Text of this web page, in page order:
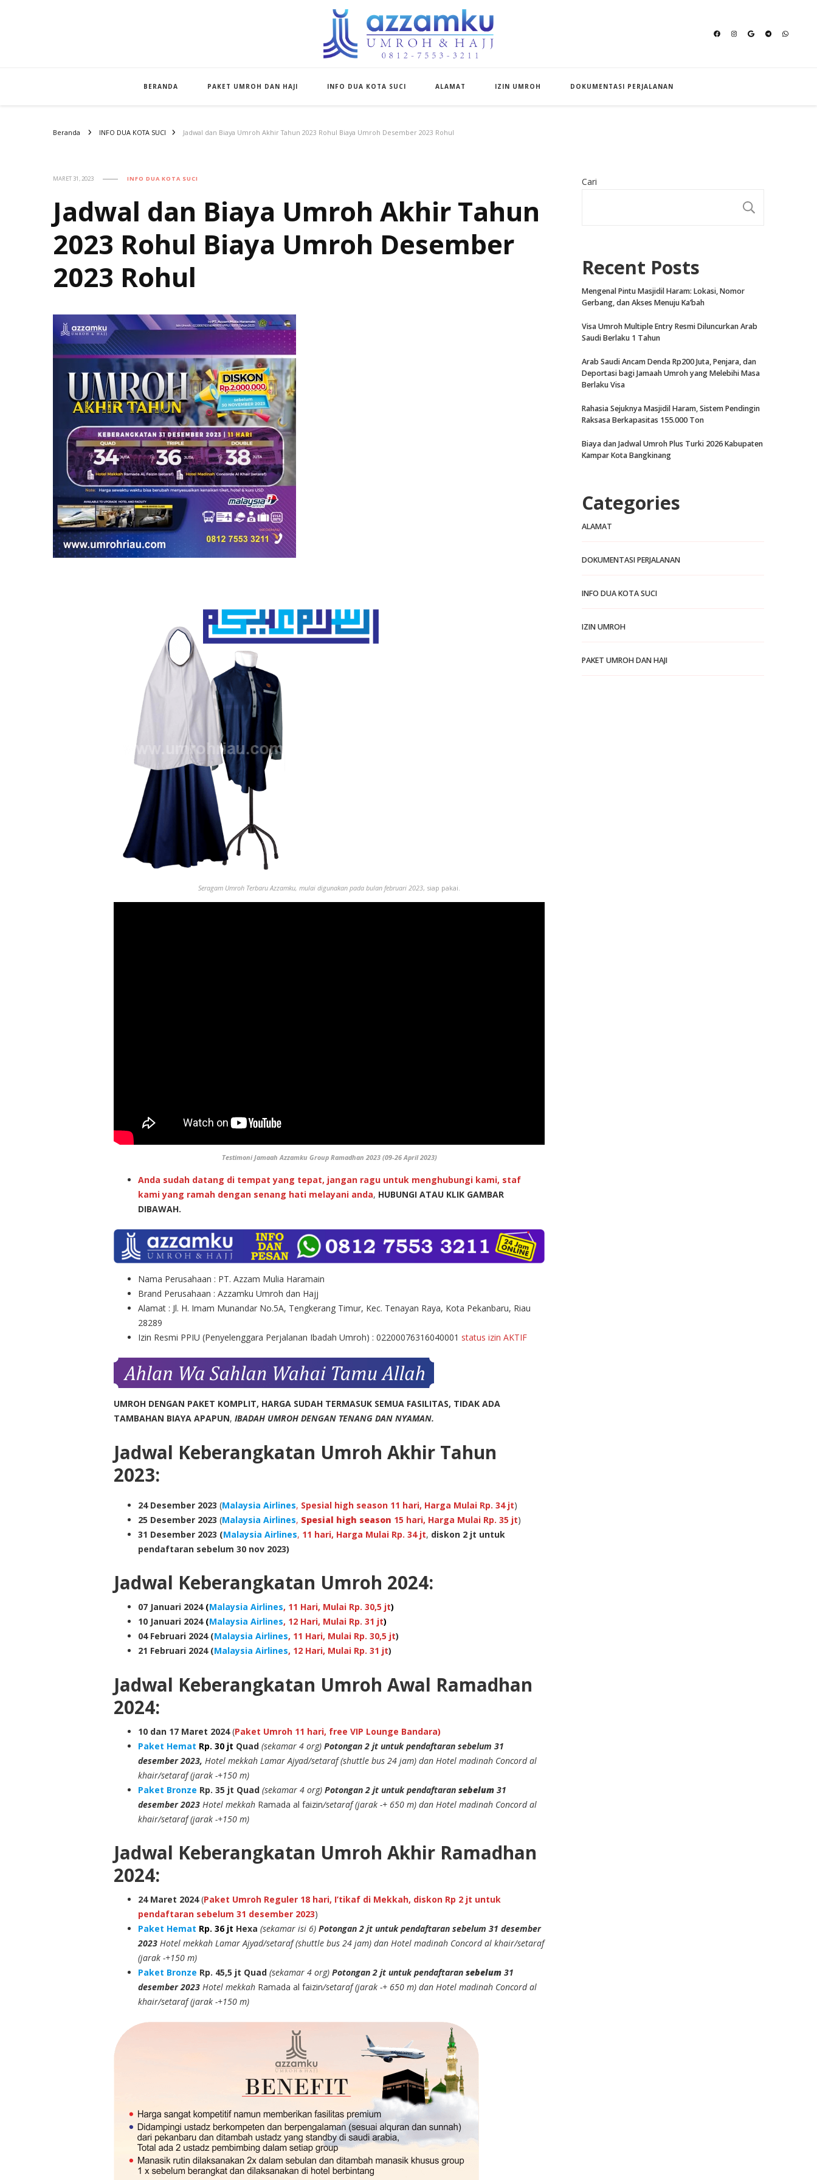
BERANDA PAKET UMROH DAN HAJI INFO DUA KOTA SUCI ALAMAT IZIN UMROH DOKUMENTASI PERJALANAN
Beranda INFO DUA KOTA SUCI Jadwal dan Biaya Umroh Akhir Tahun 2023 Rohul Biaya Umroh Desember 2023 Rohul
MARET 31, 2023 INFO DUA KOTA SUCI
Jadwal dan Biaya Umroh Akhir Tahun
2023 Rohul Biaya Umroh Desember
2023 Rohul
Seragam Umroh Terbaru Azzamku, mulai digunakan pada bulan februari 2023, siap pakai.
Testimoni Jamaah Azzamku Group Ramadhan 2023 (09-26 April 2023)
Anda sudah datang di tempat yang tepat, jangan ragu untuk menghubungi kami, staf
kami yang ramah dengan senang hati melayani anda, HUBUNGI ATAU KLIK GAMBAR
DIBAWAH.
Nama Perusahaan : PT. Azzam Mulia Haramain
Brand Perusahaan : Azzamku Umroh dan Hajj
Alamat : Jl. H. Imam Munandar No.5A, Tengkerang Timur, Kec. Tenayan Raya, Kota Pekanbaru, Riau
28289
Izin Resmi PPIU (Penyelenggara Perjalanan Ibadah Umroh) : 02200076316040001 status izin AKTIF
UMROH DENGAN PAKET KOMPLIT, HARGA SUDAH TERMASUK SEMUA FASILITAS, TIDAK ADA
TAMBAHAN BIAYA APAPUN, IBADAH UMROH DENGAN TENANG DAN NYAMAN.
Jadwal Keberangkatan Umroh Akhir Tahun
2023:
24 Desember 2023 (Malaysia Airlines, Spesial high season 11 hari, Harga Mulai Rp. 34 jt)
25 Desember 2023 (Malaysia Airlines, Spesial high season 15 hari, Harga Mulai Rp. 35 jt)
31 Desember 2023 (Malaysia Airlines, 11 hari, Harga Mulai Rp. 34 jt, diskon 2 jt untuk
pendaftaran sebelum 30 nov 2023)
Jadwal Keberangkatan Umroh 2024:
07 Januari 2024 (Malaysia Airlines, 11 Hari, Mulai Rp. 30,5 jt)
10 Januari 2024 (Malaysia Airlines, 12 Hari, Mulai Rp. 31 jt)
04 Februari 2024 (Malaysia Airlines, 11 Hari, Mulai Rp. 30,5 jt)
21 Februari 2024 (Malaysia Airlines, 12 Hari, Mulai Rp. 31 jt)
Jadwal Keberangkatan Umroh Awal Ramadhan
2024:
10 dan 17 Maret 2024(Paket Umroh 11 hari, free VIP Lounge Bandara)
Paket Hemat Rp. 30 jt Quad (sekamar 4 org) Potongan 2 jt untuk pendaftaran sebelum 31
desember 2023, Hotel mekkah Lamar Ajyad/setaraf (shuttle bus 24 jam) dan Hotel madinah Concord al
khair/setaraf (jarak -+150 m)
Paket Bronze Rp. 35 jt Quad (sekamar 4 org) Potongan 2 jt untuk pendaftaran sebelum 31
desember 2023 Hotel mekkah Ramada al faizin/setaraf (jarak -+ 650 m) dan Hotel madinah Concord al
khair/setaraf (jarak -+150 m)
Jadwal Keberangkatan Umroh Akhir Ramadhan
2024:
24 Maret 2024(Paket Umroh Reguler 18 hari, I’tikaf di Mekkah, diskon Rp 2 jt untuk
pendaftaran sebelum 31 desember 2023)
Paket Hemat Rp. 36 jt Hexa (sekamar isi 6) Potongan 2 jt untuk pendaftaran sebelum 31 desember
2023 Hotel mekkah Lamar Ajyad/setaraf (shuttle bus 24 jam) dan Hotel madinah Concord al khair/setaraf
(jarak -+150 m)
Paket Bronze Rp. 45,5 jt Quad (sekamar 4 org) Potongan 2 jt untuk pendaftaran sebelum 31
desember 2023 Hotel mekkah Ramada al faizin/setaraf (jarak -+ 650 m) dan Hotel madinah Concord al
khair/setaraf (jarak -+150 m)
Cari
Recent Posts
Mengenal Pintu Masjidil Haram: Lokasi, Nomor
Gerbang, dan Akses Menuju Ka’bah
Visa Umroh Multiple Entry Resmi Diluncurkan Arab
Saudi Berlaku 1 Tahun
Arab Saudi Ancam Denda Rp200 Juta, Penjara, dan
Deportasi bagi Jamaah Umroh yang Melebihi Masa
Berlaku Visa
Rahasia Sejuknya Masjidil Haram, Sistem Pendingin
Raksasa Berkapasitas 155.000 Ton
Biaya dan Jadwal Umroh Plus Turki 2026 Kabupaten
Kampar Kota Bangkinang
Categories
ALAMAT
DOKUMENTASI PERJALANAN
INFO DUA KOTA SUCI
IZIN UMROH
PAKET UMROH DAN HAJI